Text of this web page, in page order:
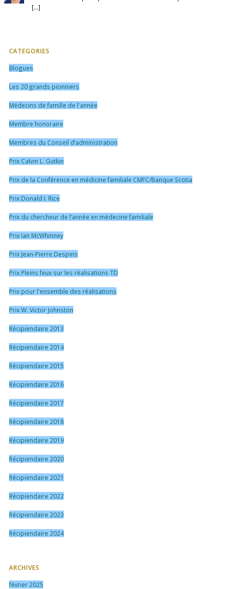
[...]
CATEGORIES
Blogues
Les 20 grands pionniers
Médecins de famille de l'année
Membre honoraire
Membres du Conseil d’administration
Prix Calvin L. Gutkin
Prix de la Conférence en médicine familiale CMFC/Banque Scotia
Prix Donald I. Rice
Prix du chercheur de l’année en médecine familiale
Prix Ian McWhinney
Prix Jean-Pierre Despins
Prix Pleins feux sur les réalisations TD
Prix pour l'ensemble des réalisations
Prix W. Victor Johnston
Récipiendaire 2013
Récipiendaire 2014
Récipiendaire 2015
Récipiendaire 2016
Récipiendaire 2017
Récipiendaire 2018
Récipiendaire 2019
Récipiendaire 2020
Récipiendaire 2021
Récipiendaire 2022
Récipiendaire 2023
Récipiendaire 2024
ARCHIVES
février 2025